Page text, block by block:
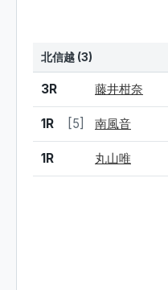
北信越 (3)
結果 シード 選手名
3R 藤井柑奈
1R [5] 南風音
1R 丸山唯